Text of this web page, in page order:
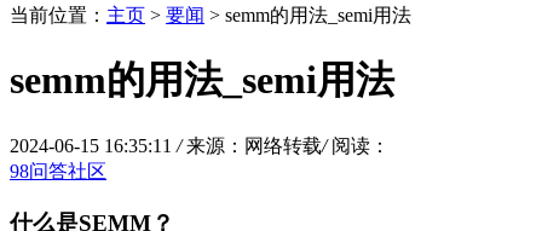
当前位置： 主页 > 要闻 > semm的用法_semi用法
semm的用法_semi用法
2024-06-15 16:35:11 / 来源：网络转载/ 阅读：
98问答社区
什么是SEMM？